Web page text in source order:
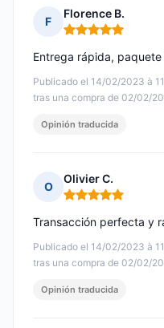
F
Florence B.
Nota: 5 de 5
Publicado el 14/02/2023 à
tras una compra de 02/02/
Entrega rápida,
Opinión traducida
O
Olivier C.
Nota: 5 de 5
Publicado el 14/02/2023 à
tras una compra de 02/02/
Transacción perfecta y
Opinión traducida